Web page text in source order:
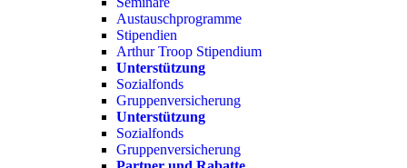
Austauschprogramme
Stipendien
Arthur Troop Stipendium
Unterstützung
Sozialfonds
Gruppenversicherung
Unterstützung
Sozialfonds
Gruppenversicherung